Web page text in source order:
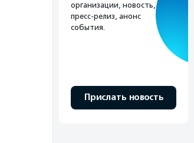
организации, новость,
пресс-релиз, анонс
события.
Прислать новость